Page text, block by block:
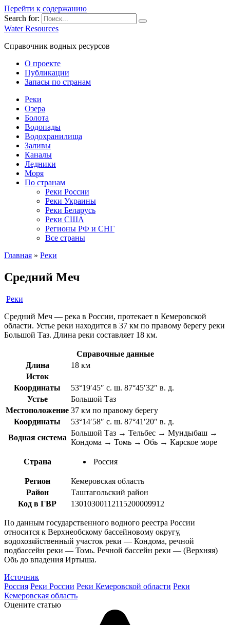
Перейти к содержанию
Search for:
Water Resources
Справочник водных ресурсов
О проекте
Публикации
Запасы по странам
Реки
Озера
Болота
Водопады
Водохранилища
Заливы
Каналы
Ледники
Моря
По странам
Реки России
Реки Украины
Реки Беларусь
Реки США
Регионы РФ и СНГ
Все страны
Главная » Реки
Средний Меч
Реки
Средний Меч — река в России, протекает в Кемеровской
области. Устье реки находится в 37 км по правому берегу реки
Большой Таз. Длина реки составляет 18 км.
Справочные данные
Длина
18 км
Исток
Координаты
53°19′45″ с. ш. 87°45′32″ в. д.
Устье
Большой Таз
Местоположение 37 км по правому берегу
Координаты
53°14′58″ с. ш. 87°41′20″ в. д.
Водная система
Большой Таз → Тельбес → Мундыбаш →
Кондома → Томь → Обь → Карское море
Страна Россия
Регион
Кемеровская область
Район
Таштагольский район
Код в ГВР
13010300112115200009912
По данным государственного водного реестра России
относится к Верхнеобскому бассейновому округу,
водохозяйственный участок реки — Кондома, речной
подбассейн реки — Томь. Речной бассейн реки — (Верхняя)
Обь до впадения Иртыша.
Источник
Россия Реки России Реки Кемеровской области Реки
Кемеровская область
Оцените статью